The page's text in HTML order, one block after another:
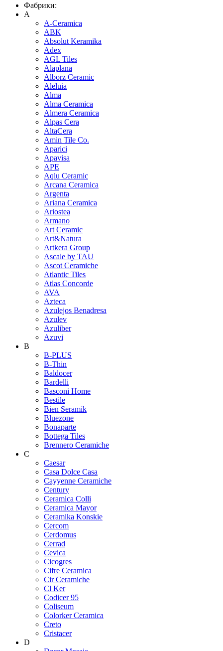
Фабрики:
A
A-Ceramica
ABK
Absolut Keramika
Adex
AGL Tiles
Alaplana
Alborz Ceramic
Aleluia
Alma
Alma Ceramica
Almera Ceramica
Alpas Cera
AltaCera
Amin Tile Co.
Aparici
Apavisa
APE
Aqlu Ceramic
Arcana Ceramica
Argenta
Ariana Ceramica
Ariostea
Armano
Art Ceramic
Art&Natura
Artkera Group
Ascale by TAU
Ascot Ceramiche
Atlantic Tiles
Atlas Concorde
AVA
Azteca
Azulejos Benadresa
Azulev
Azuliber
Azuvi
B
B-PLUS
B-Thin
Baldocer
Bardelli
Basconi Home
Bestile
Bien Seramik
Bluezone
Bonaparte
Bottega Tiles
Brennero Ceramiche
C
Caesar
Casa Dolce Casa
Cayyenne Ceramiche
Century
Ceramica Colli
Ceramica Mayor
Ceramika Konskie
Cercom
Cerdomus
Cerrad
Cevica
Cicogres
Cifre Ceramica
Cir Ceramiche
Cl Ker
Codicer 95
Coliseum
Colorker Ceramica
Creto
Cristacer
D